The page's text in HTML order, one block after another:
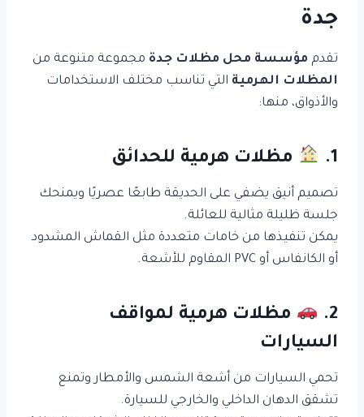
جدة
تقدم مؤسسة محل مظلات جدة مجموعة متنوعة من
المظلات الهرمية التي تناسب مختلف الاستخدامات
والأذواق، منها:
1. مظلات هرمية للحدائق
تصميم أنيق يضفي على الحديقة طابعًا عصريًا ويمنحك
جلسة ظليلة مثالية للعائلة.
يمكن تنفيذها من خامات متعددة مثل القماش المشدود
أو الكانفاس أو PVC المقاوم للأشعة.
2.
مظلات هرمية لمواقف
السيارات
تحمي السيارات من أشعة الشمس والأمطار وتمنع
تشقق الدهان الداخلي والخارجي للسيارة.